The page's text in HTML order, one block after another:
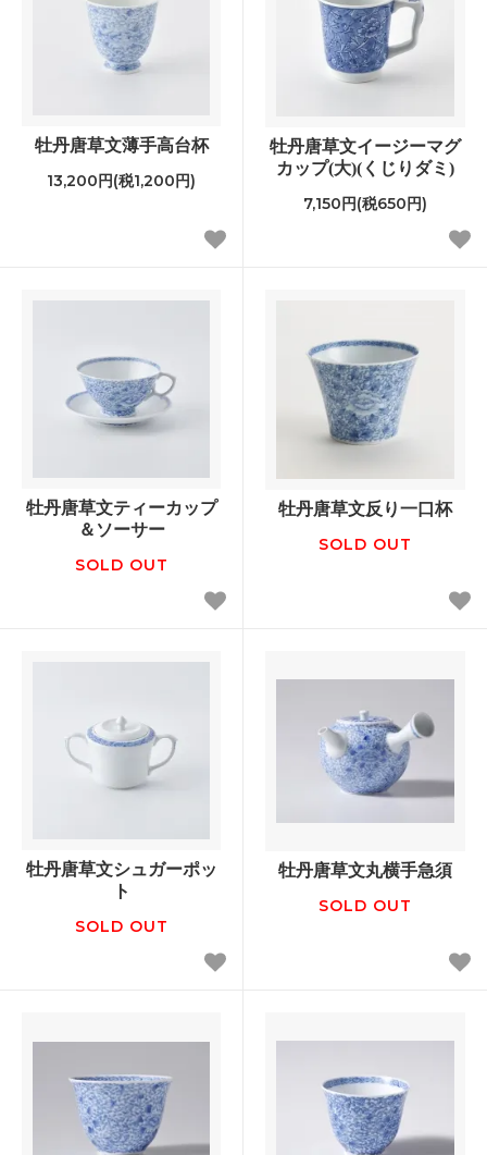
牡丹唐草文薄手高台杯
13,200円(税1,200円)
牡丹唐草文イージーマグ
カップ(大)(くじりダミ)
7,150円(税650円)
牡丹唐草文ティーカップ
＆ソーサー
SOLD OUT
牡丹唐草文反り一口杯
SOLD OUT
牡丹唐草文シュガーポッ
ト
SOLD OUT
牡丹唐草文丸横手急須
SOLD OUT